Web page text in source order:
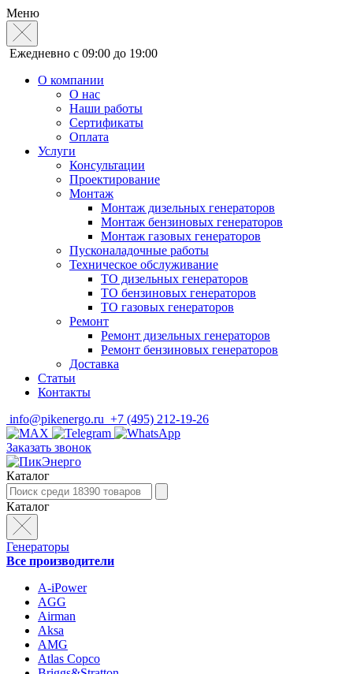
Меню
Ежедневно с 09:00 до 19:00
О компании
О нас
Наши работы
Сертификаты
Оплата
Услуги
Консультации
Проектирование
Монтаж
Монтаж дизельных генераторов
Монтаж бензиновых генераторов
Монтаж газовых генераторов
Пусконаладочные работы
Техническое обслуживание
ТО дизельных генераторов
ТО бензиновых генераторов
ТО газовых генераторов
Ремонт
Ремонт дизельных генераторов
Ремонт бензиновых генераторов
Доставка
Статьи
Контакты
info@pikenergo.ru +7 (495) 212-19-26
Заказать звонок
Каталог
Каталог
Генераторы
Все производители
A-iPower
AGG
Airman
Aksa
AMG
Atlas Copco